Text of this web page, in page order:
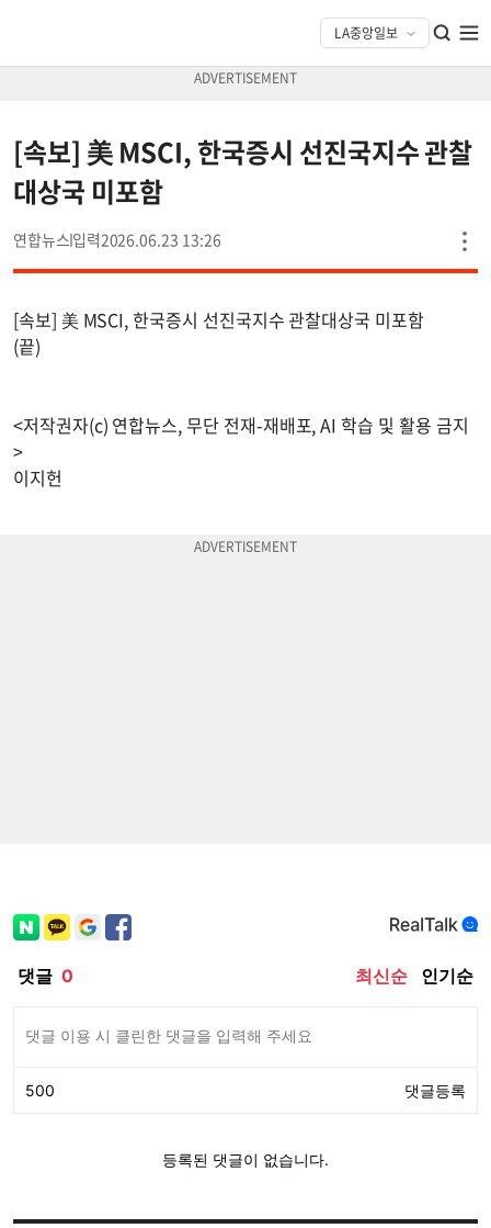
[속보] 美 MSCI, 한국증시 선진국지수 관찰
대상국 미포함
연합뉴스 2026.06.23 13:26
[속보] 美 MSCI, 한국증시 선진국지수 관찰대상국 미포함
(끝)
<저작권자(c) 연합뉴스, 무단 전재-재배포, AI 학습 및 활용 금지
>
이지헌